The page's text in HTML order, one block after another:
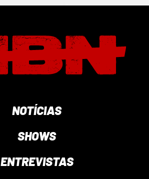
NOTÍCIAS
SHOWS
ENTREVISTAS